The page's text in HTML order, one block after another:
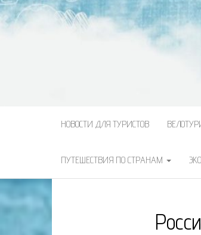
НОВОСТИ ДЛЯ ТУРИСТОВ
ПУТЕШЕСТВИЯ ПО СТРАНАМ